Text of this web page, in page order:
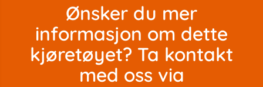
Ønsker du mer
informasjon om dette
kjøretøyet? Ta kontakt
med oss ​​via